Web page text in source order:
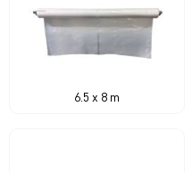
6.5 x 8 m